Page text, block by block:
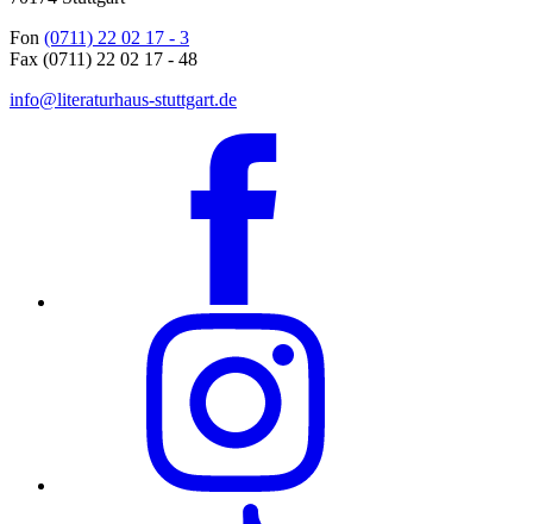
Fon (0711) 22 02 17 - 3
Fax (0711) 22 02 17 - 48
info@literaturhaus-stuttgart.de